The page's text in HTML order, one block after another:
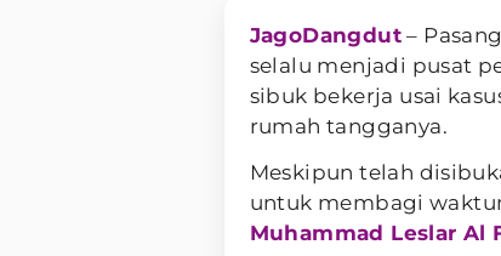
JagoDangdut–
selalu menjadi pusat
sibuk bekerja usai
rumah tangganya.
Meskipun telah
untuk membagi
Muhammad Leslar Al